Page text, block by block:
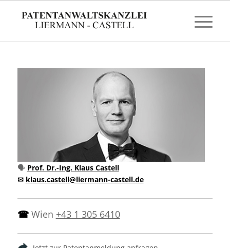
🗣 Prof. Dr.-Ing. Klaus Castell
✉ klaus.castell@liermann-castell.de
☎ Wien +43 1 305 6410